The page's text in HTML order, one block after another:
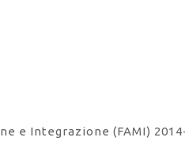
e Integrazione (FAMI)